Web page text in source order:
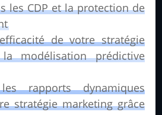
les CDP et la protection de
de votre stratégie
modélisation prédictive
rapports dynamiques
stratégie marketing grâce